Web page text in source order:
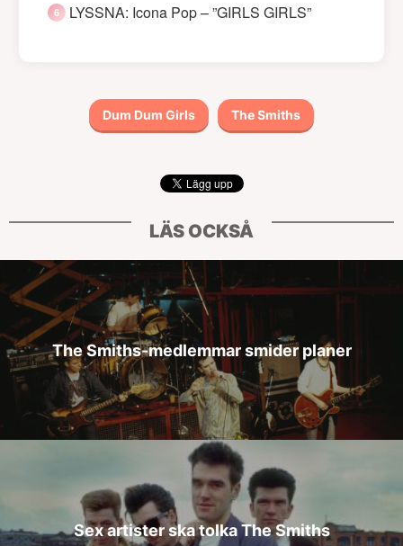
LYSSNA: Icona Pop – ”GIRLS GIRLS”
Dum Dum Girls The Smiths
LÄS OCKSÅ
The Smiths-medlemmar smider planer
Sex artister ska tolka The Smiths